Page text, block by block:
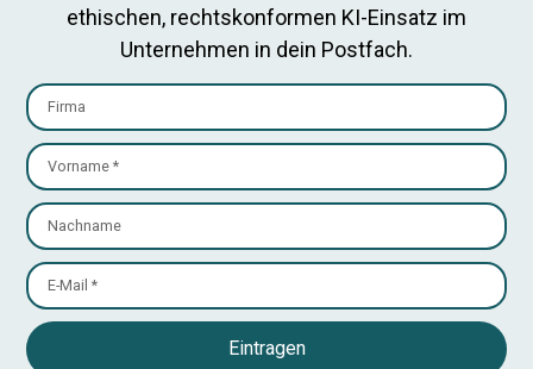
ethischen, rechtskonformen KI-Einsatz im
Unternehmen in dein Postfach.
Eintragen